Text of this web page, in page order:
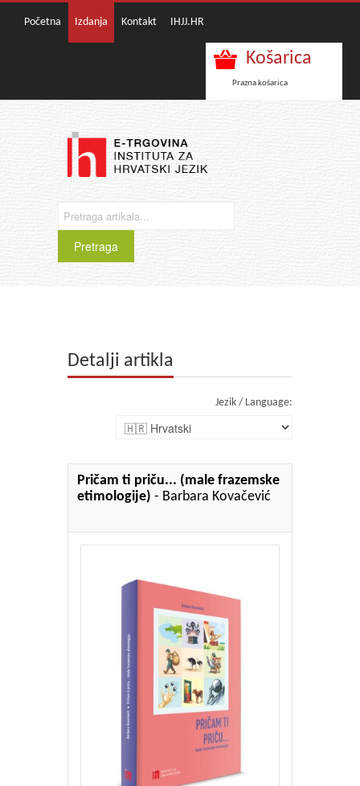
Početna Izdanja Kontakt IHJJ.HR
Košarica
Prazna košarica
Detalji artikla
Jezik / Language:
Pričam ti priču... (male frazemske
etimologije) - Barbara Kovačević